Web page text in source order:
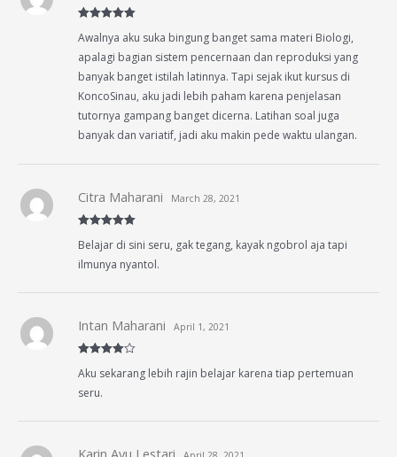
of 5
Awalnya aku suka bingung banget sama materi Biologi,
apalagi bagian sistem pencernaan dan reproduksi yang
banyak banget istilah latinnya. Tapi sejak ikut kursus di
KoncoSinau, aku jadi lebih paham karena penjelasan
tutornya gampang banget dicerna. Latihan soal juga
banyak dan variatif, jadi aku makin pede waktu ulangan.
of 5
Citra Maharani March 28, 2021
Belajar di sini seru, gak tegang, kayak ngobrol aja tapi
ilmunya nyantol.
out of 5
Intan Maharani April 1, 2021
Aku sekarang lebih rajin belajar karena tiap pertemuan
seru.